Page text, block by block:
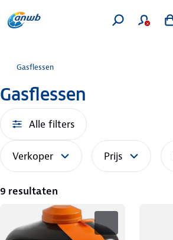
Gasflessen
Gasflessen
Alle filters
Verkoper Prijs
9 resultaten